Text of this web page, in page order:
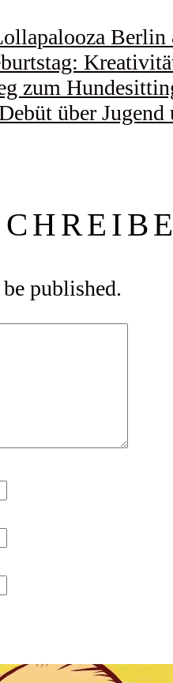
zum
über Jugend
published.